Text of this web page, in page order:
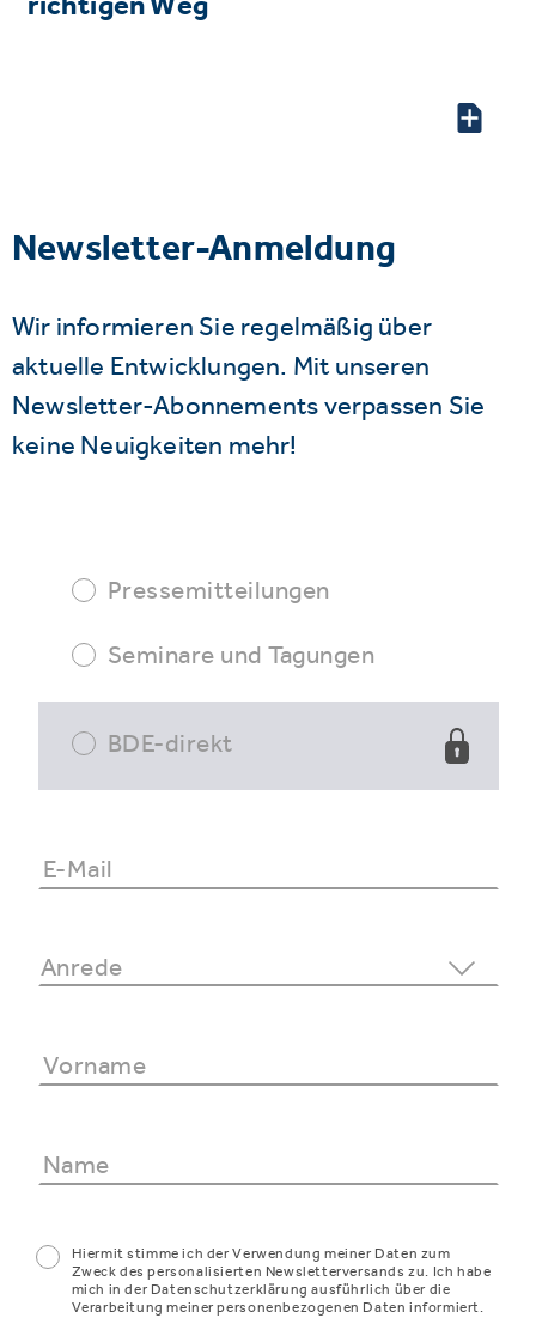
Newsletter-Anmeldung
Wir informieren Sie regelmäßig über
aktuelle Entwicklungen. Mit unseren
Newsletter-Abonnements verpassen Sie
keine Neuigkeiten mehr!
Pressemitteilungen
Seminare und Tagungen
BDE-direkt
Hiermit stimme ich der Verwendung meiner Daten zum
Zweck des personalisierten Newsletterversands zu. Ich habe
mich in der Datenschutzerklärung ausführlich über die
Verarbeitung meiner personenbezogenen Daten informiert.